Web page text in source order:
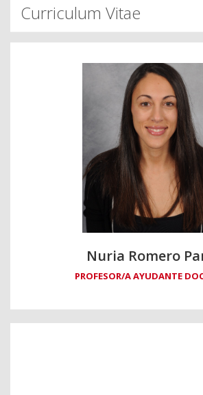
Curriculum Vitae
Nuria Romero
PROFESOR/A AYUDANTE